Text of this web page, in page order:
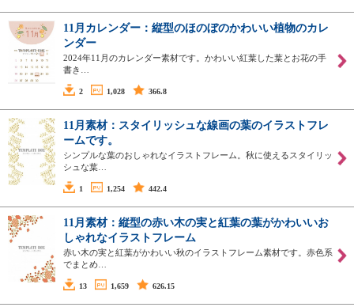
11月カレンダー：縦型のほのぼのかわいい植物のカレ
ンダー
2024年11月のカレンダー素材です。かわいい紅葉した葉とお花の手
書き…
2 1,028 366.8
11月素材：スタイリッシュな線画の葉のイラストフレ
ームです。
シンプルな葉のおしゃれなイラストフレーム。秋に使えるスタイリッ
シュな葉…
1 1,254 442.4
11月素材：縦型の赤い木の実と紅葉の葉がかわいいお
しゃれなイラストフレーム
赤い木の実と紅葉がかわいい秋のイラストフレーム素材です。赤色系
でまとめ…
13 1,659 626.15